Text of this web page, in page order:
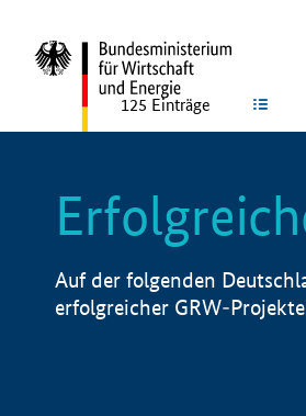
125 Einträge
Auf der folgenden
erfolgreicher GRW-